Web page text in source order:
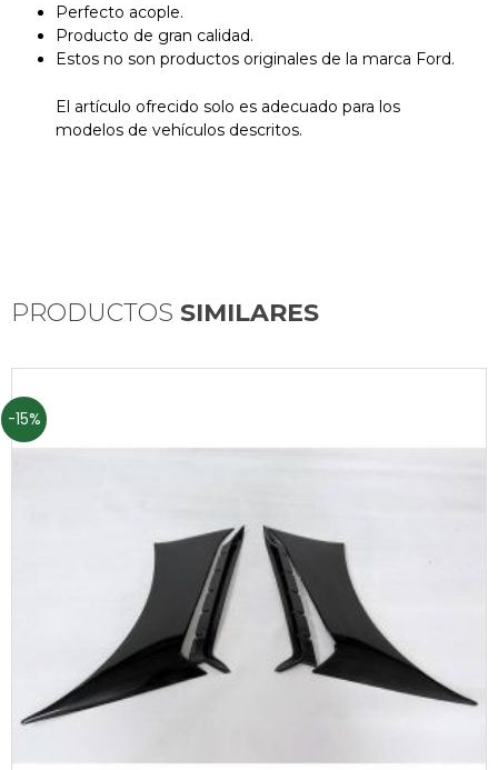
Perfecto acople.
Producto de gran calidad.
Estos no son productos originales de la marca Ford.
El artículo ofrecido solo es adecuado para los
modelos de vehículos descritos.
PRODUCTOS SIMILARES
-15%